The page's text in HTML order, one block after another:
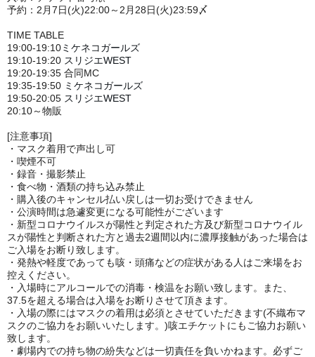
予約：2月7日(火)22:00～2月28日(火)23:59〆
TIME TABLE
19:00-19:10ミケネコガールズ
19:10-19:20 スリジエWEST
19:20-19:35 合同MC
19:35-19:50 ミケネコガールズ
19:50-20:05 スリジエWEST
20:10～物販
[注意事項]
・マスク着用で声出し可
・喫煙不可
・録音・撮影禁止
・食べ物・酒類の持ち込み禁止
・購入後のキャンセル払い戻しは一切お受けできません
・公演時間は急遽変更になる可能性がございます
・新型コロナウイルスが陽性と判定された方及び新型コロナウイル
スが陽性と判断された方と過去2週間以内に濃厚接触があった場合は
ご入場をお断り致します。
・発熱や軽度であっても咳・頭痛などの症状がある人はご来場をお
控えください。
・入場時にアルコールでの消毒・検温をお願い致します。また、
37.5を超える場合は入場をお断りさせて頂きます。
・入場の際にはマスクの着用は必須とさせていただきます(不織布マ
スクのご協力をお願いいたします。)咳エチケットにもご協力お願い
致します。
・劇場内での持ち物の紛失などは一切責任を負いかねます。必ずご